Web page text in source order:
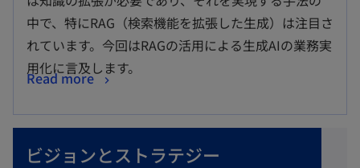
中で、特にRAG（検索機能を拡張した生成）は注目さ
れています。今回はRAGの活用による生成AIの業務実
用化に言及します。
Read more
ビジョンとストラテジー